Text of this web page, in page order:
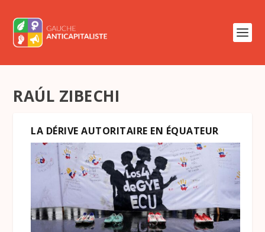
RAÚL ZIBECHI
LA DÉRIVE AUTORITAIRE EN ÉQUATEUR